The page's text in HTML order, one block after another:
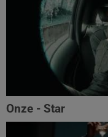
Onze - Star